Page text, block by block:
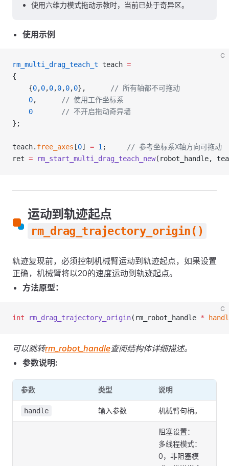
使用六维力模式拖动示教时，当前已处于奇异区。
使用示例
C
rm_multi_drag_teach_t teach =
{
    {
0,0,0,0,0,0},
      // 所有轴都不可拖动
    0
,
      // 使用工作坐标系
    0
       // 不开启拖动奇异墙
};
teach. free_axes [0] = 1 ;
     // 参考坐标系X轴方向可拖动
ret = rm_start_multi_drag_teach_new(robot_handle,
运动到轨迹起点
rm_drag_trajectory_origin()
轨迹复现前，必须控制机械臂运动到轨迹起点，如果设置
正确，机械臂将以20的速度运动到轨迹起点。
方法原型：
C
int rm_drag_trajectory_origin(rm_robot_handle *
可以跳转rm_robot_handle查阅结构体详细描述。
参数说明:
参数 类型 说明
handle 输入参数 机械臂句柄。
阻塞设置：
多线程模式：
0，非阻塞模